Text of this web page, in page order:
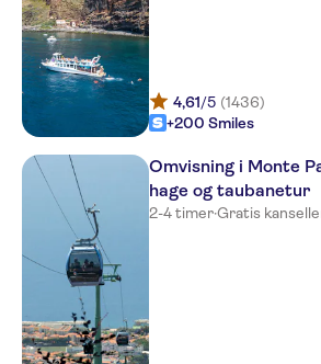
Pestana Carlton Madeira Ocean
Resort Hotel
Girassol
NEXT SAVOY
Dorisol Buganvilia
Pestana Village Garden Resort
Aparthotel
Estalagem Quinta da Casa
Branca
Dorisol Mimosa
Albergaria Dias
4,61/5 (1436)
+200 Smiles
Omvisning i Monte
hage og taubanetur
2-4 timer·Gratis